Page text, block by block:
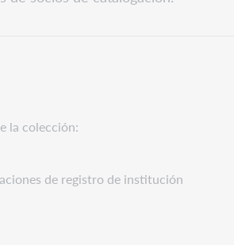
la colección:
de registro de institución